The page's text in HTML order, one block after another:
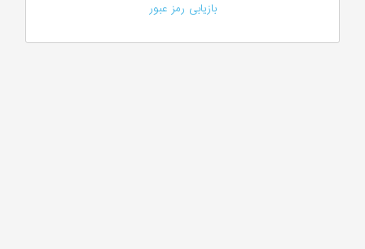
بازیابی رمز عبور